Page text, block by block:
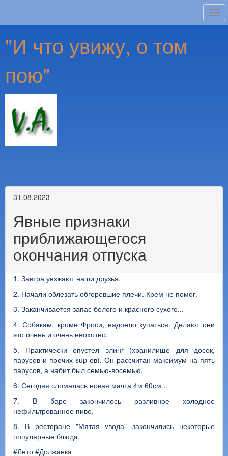
"И что увижу, о том
пою"
31.08.2023
Явные признаки
приближающегося
окончания отпуска
1. Завтра уезжают наши друзья.
2. Начали облезать обгоревшие плечи. Крем не помог.
3. Заканчивается запас белого и красного сухого...
4. Собакам, кроме Фроси, надоело купаться. Делают они
это очень и очень неохотно.
5. Практически опустел элинг (хранилище для досок,
парусов и прочих sup-ов). Он рассчитан максимум на пять
парусов, а набит был семью-восемью.
6. Сегодня сломалась новая мачта 4м 60см...
7. В баре закончилось разливное холодное
нефильтрованное пиво.
8. В ресторане "Мятая vвода" закончились некоторые
популярные блюда.
#Лето #Должанка